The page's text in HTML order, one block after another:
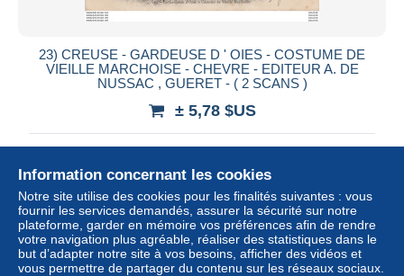
23) CREUSE - GARDEUSE D ' OIES - COSTUME DE
VIEILLE MARCHOISE - CHEVRE - EDITEUR A. DE
NUSSAC , GUERET - ( 2 SCANS )
± 5,78 $US
Nouveau
Information concernant les cookies
Notre site utilise des cookies pour les finalités suivantes : vous
fournir les services demandés, assurer la sécurité sur notre
plateforme, garder en mémoire vos préférences afin de rendre
votre navigation plus agréable, réaliser des statistiques dans le
but d’adapter notre site à vos besoins, afficher des vidéos et
vous permettre de partager du contenu sur les réseaux sociaux.